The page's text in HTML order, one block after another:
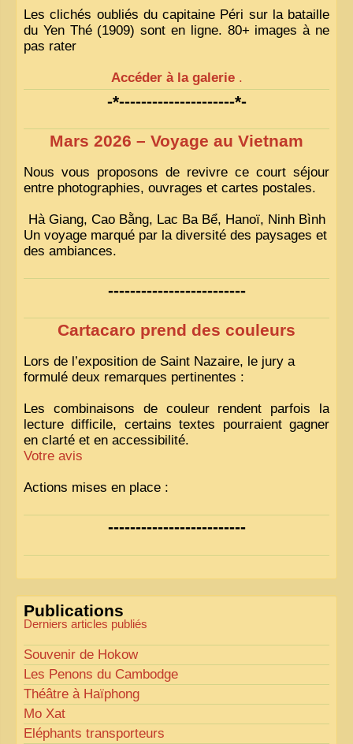
Les clichés oubliés du capitaine Péri sur la bataille
du Yen Thé (1909) sont en ligne. 80+ images à ne
pas rater
Accéder à la galerie .
-*---------------------*-
Mars 2026 – Voyage au Vietnam
Nous vous proposons de revivre ce court séjour
entre photographies, ouvrages et cartes postales.
Hà Giang, Cao Bằng, Lac Ba Bể, Hanoï, Ninh Bình
Un voyage marqué par la diversité des paysages et
des ambiances.
-------------------------
Cartacaro prend des couleurs
Lors de l’exposition de Saint Nazaire, le jury a
formulé deux remarques pertinentes :
Les combinaisons de couleur rendent parfois la
lecture difficile, certains textes pourraient gagner
en clarté et en accessibilité.
Votre avis
Actions mises en place :
Nous avons déjà ajusté les couleurs pour améliorer
la lisibilité. Votre avis nous intéresse !
« Comme tout bon collectionneur le sait, la
perfection est un idéal… mais nous y travaillons
-------------------------
Publications
Derniers articles publiés
Souvenir de Hokow
Les Penons du Cambodge
Théâtre à Haïphong
Mo Xat
Eléphants transporteurs